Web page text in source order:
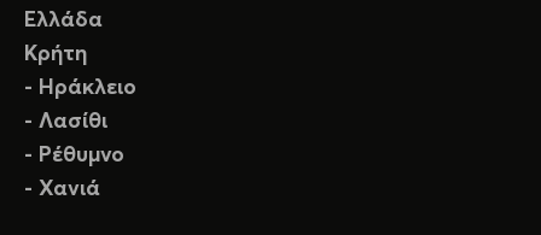
Ελλάδα
Κρήτη
- Ηράκλειο
- Λασίθι
- Ρέθυμνο
- Χανιά